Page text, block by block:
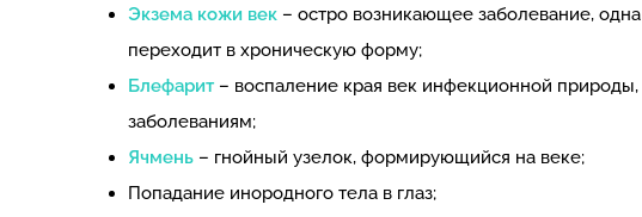
Экзема кожи век – остро возникающее заболевание,
переходит в хроническую форму;
Блефарит– воспаление края век инфекционной природы,
заболеваниям;
Ячмень – гнойный узелок, формирующийся на веке;
Попадание инородного тела в глаз;